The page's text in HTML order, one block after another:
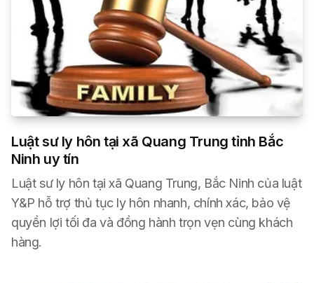
Luật sư ly hôn tại xã Quang Trung tỉnh Bắc
Ninh uy tín
Luật sư ly hôn tại xã Quang Trung, Bắc Ninh của luật
Y&P hỗ trợ thủ tục ly hôn nhanh, chính xác, bảo vệ
quyền lợi tối đa và đồng hành trọn vẹn cùng khách
hàng.